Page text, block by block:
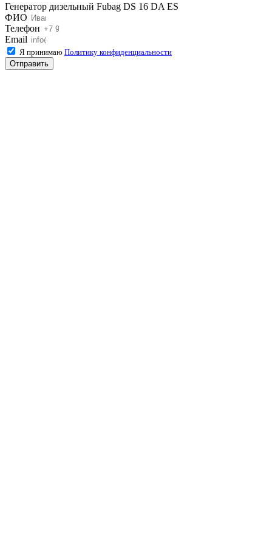
Генератор дизельный Fubag DS 16 DA ES
ФИО
Телефон
Email
Я принимаю Политику конфиденциальности
Отправить